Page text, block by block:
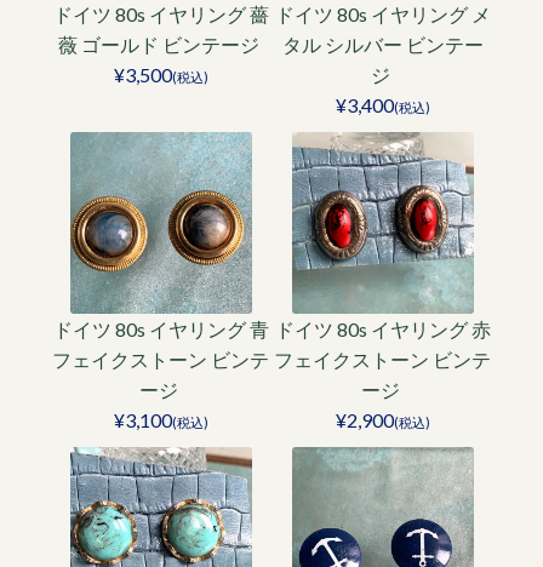
ドイツ 80s イヤリング 薔
薇 ゴールド ビンテージ
¥3,500(税込)
ドイツ 80s イヤリング メ
タル シルバー ビンテー
ジ
¥3,400(税込)
ドイツ 80s イヤリング 青
フェイクストーン ビンテ
ージ
¥3,100(税込)
ドイツ 80s イヤリング 赤
フェイクストーン ビンテ
ージ
¥2,900(税込)